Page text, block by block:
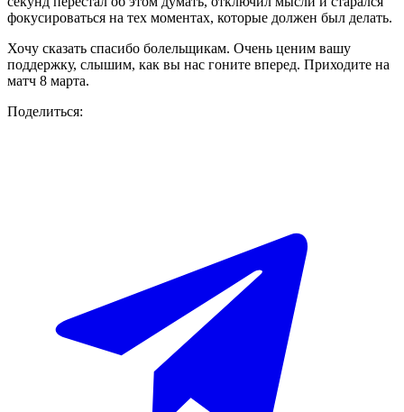
фокусироваться на тех моментах, которые должен был делать.
Хочу сказать спасибо болельщикам. Очень ценим вашу
поддержку, слышим, как вы нас гоните вперед. Приходите на
матч 8 марта.
Поделиться: